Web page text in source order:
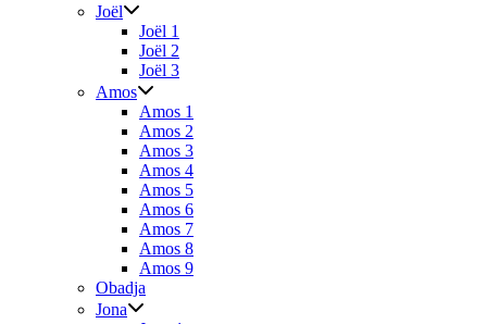
Joël
Joël 1
Joël 2
Joël 3
Amos
Amos 1
Amos 2
Amos 3
Amos 4
Amos 5
Amos 6
Amos 7
Amos 8
Amos 9
Obadja
Jona